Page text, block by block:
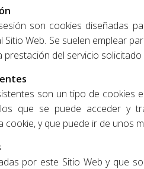
son cookies diseñadas
Sitio Web. Se suelen emplear
prestación del servicio
son un tipo de cookies
que se puede acceder y
cookie, y que puede ir de unos
por este Sitio Web y que